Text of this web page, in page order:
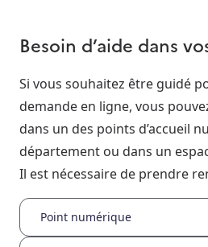
Besoin d’aide dans
Si vous souhaitez être guidé
demande en ligne, vous
dans un des points d’accueil
département ou dans un
Il est nécessaire de prendre
Point numérique